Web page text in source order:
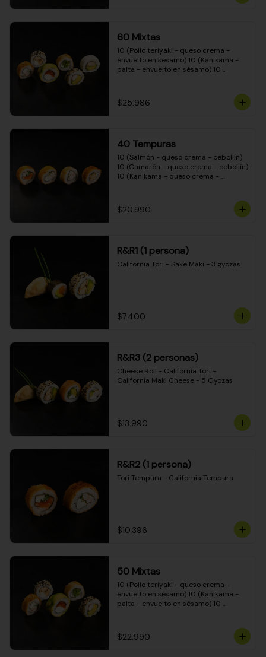
(Pimentón - queso crema - cebollín -
envuelto en masa tempura)
60 Mixtas
10 (Pollo teriyaki - queso crema -
envuelto en sésamo) 10 (Kanikama -
palta - envuelto en sésamo) 10
envuelto en queso crema) 10
(Camarón - queso crema - cebollín -
$25.986
40 Tempuras
10 (Salmón - queso crema - cebollín)
10 (Camarón - queso crema - cebollín)
10 (Kanikama - queso crema -
$20.990
R&R1 (1 persona)
California Tori - Sake Maki - 3 gyozas
$7.400
R&R3 (2 personas)
Cheese Roll - California Tori -
California Maki Cheese - 5 Gyozas
$13.990
R&R2 (1 persona)
Tori Tempura - California Tempura
$10.396
50 Mixtas
10 (Pollo teriyaki - queso crema -
envuelto en sésamo) 10 (Kanikama -
palta - envuelto en sésamo) 10
cebollín - envuelto en masa tempura)
10 (Pimentón - queso crema - cebollín
$22.990